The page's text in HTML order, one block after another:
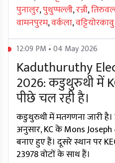
पुनालुर,पुथुप्पल्ली,रन्नी,
वामनपुरम,वर्कला,वट्टियोरकावु
12:09 PM • 04 May 2026
Kaduthuruthy
2026: कडुथुरुथी में
पीछे चल रही है।
कडुथुरुथी में मतगणना जारी
अनुसार, KC के Mons
बनाए हुए हैं। दूसरे स्थान पर
23978 वोटों के साथ हैं।